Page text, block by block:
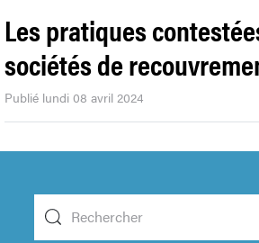
Les pratiques
sociétés de
Publié lundi 08 avril 2024